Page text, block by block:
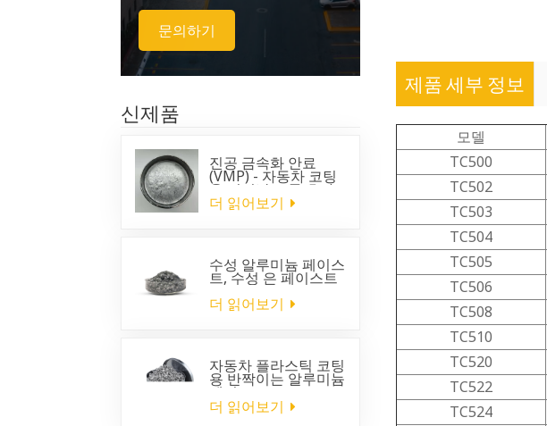
문의하기
신제품
진공 금속화 안료
(VMP) - 자동차 코팅
용 뛰어난 크롬 효과
더 읽어보기
수성 알루미늄 페이스
트, 수성 은 페이스트
더 읽어보기
자동차 플라스틱 코팅
용 반짝이는 알루미늄
페이스트
더 읽어보기
제품 세부 정보
모델
TC500
TC502
TC503
TC504
TC505
TC506
TC508
TC510
TC520
TC522
TC524